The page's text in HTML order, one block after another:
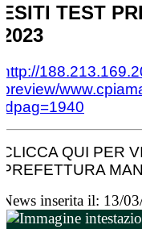
ESITI TEST
2023
http://
preview/
idpag=1940
CLICCA QUI PER
PREFETTURA
News inserita il: 13/